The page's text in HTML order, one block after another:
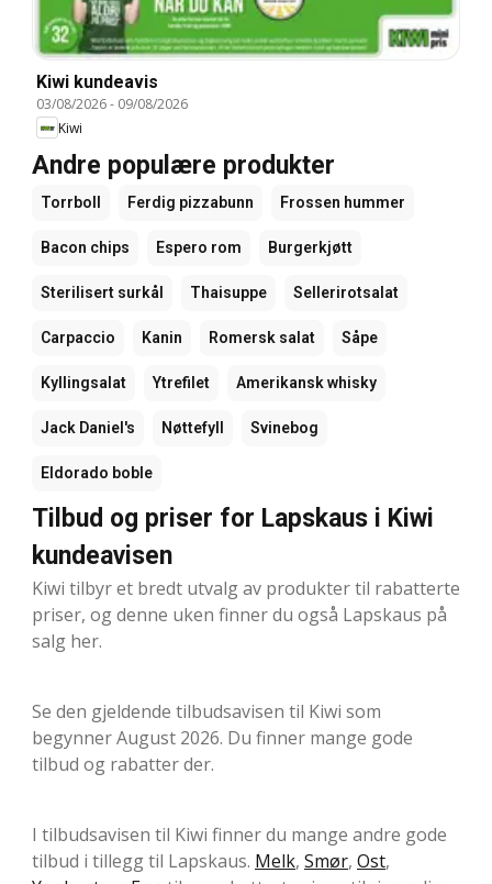
Kiwi kundeavis
03/08/2026- 09/08/2026
Kiwi
Andre populære produkter
Torrboll Ferdig pizzabunn Frossen hummer
Bacon chips Espero rom Burgerkjøtt
Sterilisert surkål Thaisuppe Sellerirotsalat
Carpaccio Kanin Romersk salat Såpe
Kyllingsalat Ytrefilet Amerikansk whisky
Jack Daniel's Nøttefyll Svinebog
Eldorado boble
Tilbud og priser for Lapskaus i Kiwi
kundeavisen
Kiwi tilbyr et bredt utvalg av produkter til rabatterte
priser, og denne uken finner du også Lapskaus på
salg her.
Se den gjeldende tilbudsavisen til Kiwi som
begynner August 2026. Du finner mange gode
tilbud og rabatter der.
I tilbudsavisen til Kiwi finner du mange andre gode
tilbud i tillegg til Lapskaus. Melk, Smør, Ost,